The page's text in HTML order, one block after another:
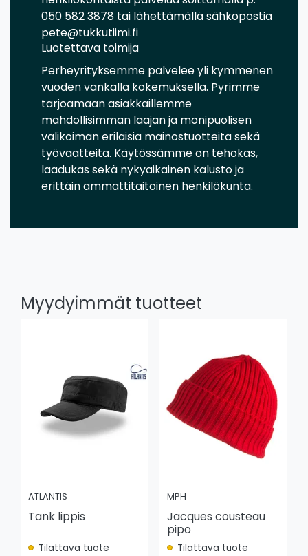
050 582 3878 tai lähettämällä sähköpostia
pete@tukkutiimi.fi
Luotettava toimija
Perheyrityksemme palvelee yli kymmenen
vuoden vankalla kokemuksella. Pyrimme
tarjoamaan asiakkaillemme
mahdollisimman laajan ja monipuolisen
valikoiman erilaisia mainostuotteita sekä
työvaatteita. Käytössämme on tehokas,
laadukas sekä nykyaikainen kalusto ja
erittäin ammattitaitoinen henkilökunta.
Myydyimmät tuotteet
ATLANTIS
Tank lippis
Tilattava tuote
MPH
Jacques cousteau
pipo
Tilattava tuote